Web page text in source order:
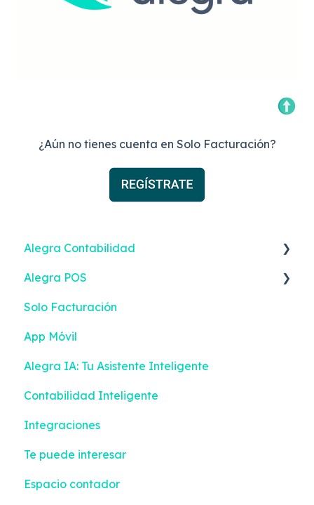
¿Aún no tienes cuenta en Solo Facturación?
Alegra Contabilidad
Facturación Electrónica
Ingresos
Gastos
Inventario
Bancos
Contabilidad
Configuración
Impuestos y Retenciones
Alegra POS
Facturación Electrónica
Solo Facturación
App Móvil
Alegra IA: Tu Asistente Inteligente
Contabilidad Inteligente
Integraciones
Te puede interesar
Espacio contador